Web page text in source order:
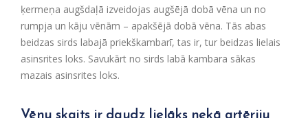
ķermeņa augšdaļā izveidojas augšējā dobā vēna un no
rumpja un kāju vēnām – apakšējā dobā vēna. Tās abas
beidzas sirds labajā priekškambarī, tas ir, tur beidzas lielais
asinsrites loks. Savukārt no sirds labā kambara sākas
mazais asinsrites loks.
Vēnu skaits ir daudz lielāks nekā artēriju